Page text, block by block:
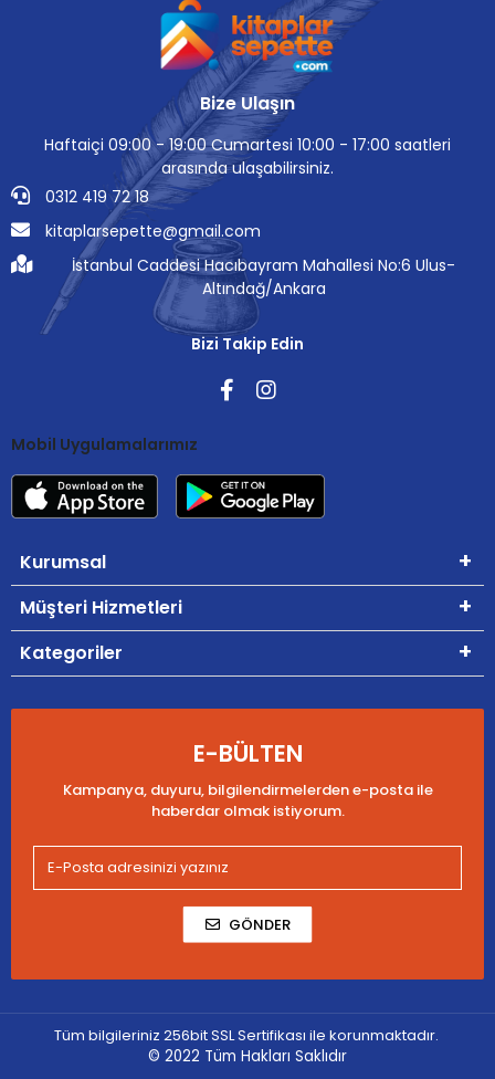
Bize Ulaşın
Haftaiçi 09:00 - 19:00 Cumartesi 10:00 - 17:00 saatleri
arasında ulaşabilirsiniz.
0312 419 72 18
kitaplarsepette@gmail.com
İstanbul Caddesi Hacıbayram Mahallesi No:6 Ulus-
Altındağ/Ankara
Bizi Takip Edin
Mobil Uygulamalarımız
Kurumsal
Müşteri Hizmetleri
Kategoriler
E-BÜLTEN
Kampanya, duyuru, bilgilendirmelerden e-posta ile
haberdar olmak istiyorum.
GÖNDER
Tüm bilgileriniz 256bit SSL Sertifikası ile korunmaktadır.
© 2022 Tüm Hakları Saklıdır